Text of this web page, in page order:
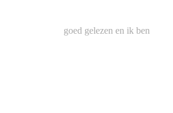
goed gelezen en ik ben